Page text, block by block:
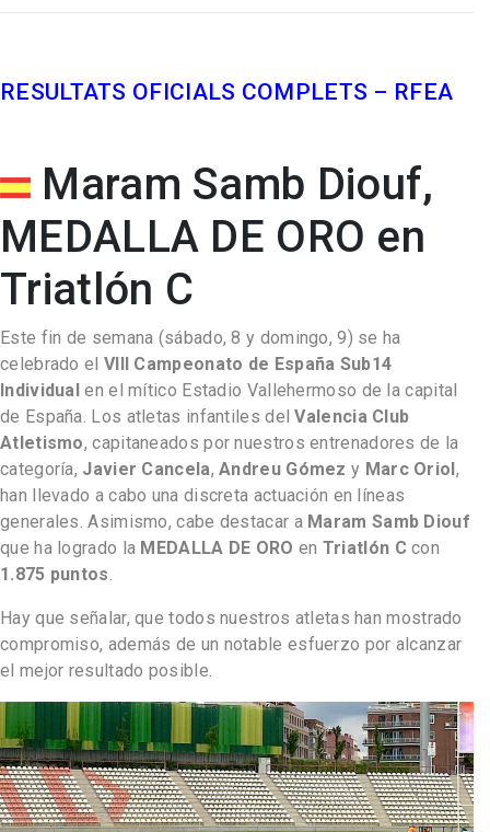
RESULTATS OFICIALS COMPLETS – RFEA
Maram Samb Diouf,
MEDALLA DE ORO en
Triatlón C
Este fin de semana (sábado, 8 y domingo, 9) se ha
celebrado el VIII Campeonato de España Sub14
Individualen el mítico Estadio Vallehermoso de la capital
de España. Los atletas infantiles delValencia Club
Atletismo, capitaneados por nuestros entrenadores de la
categoría, Javier Cancela,Andreu Gómez y Marc Oriol ,
han llevado a cabo una discreta actuación en líneas
generales. Asimismo, cabe destacar a Maram Samb Diouf
que ha logrado la MEDALLA DE ORO en Triatlón Ccon
1.875 puntos.
Hay que señalar, que todos nuestros atletas han mostrado
compromiso, además de un notable esfuerzo por alcanzar
el mejor resultado posible.